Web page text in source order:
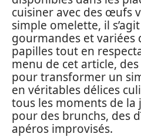
cuisiner avec des œufs
simple omelette, il
gourmandes et variées
papilles tout en
menu de cet article,
pour transformer un
en véritables délices
tous les moments de la
pour des brunchs, des
apéros improvisés.